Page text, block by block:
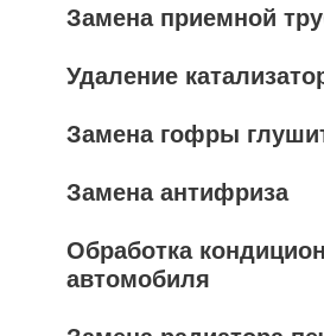
Замена приемной
Удаление
Замена гофры
Замена антифриза
Обработка
автомобиля